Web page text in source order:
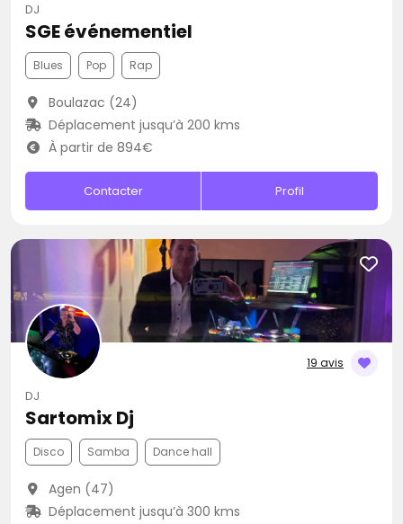
DJ
SGE événementiel
Blues Pop Rap
Boulazac (24)
Déplacement jusqu’à 200 kms
À partir de 894€
Contacter Profil
19 avis
DJ
Sartomix Dj
Disco Samba Dance hall
Agen (47)
Déplacement jusqu’à 300 kms